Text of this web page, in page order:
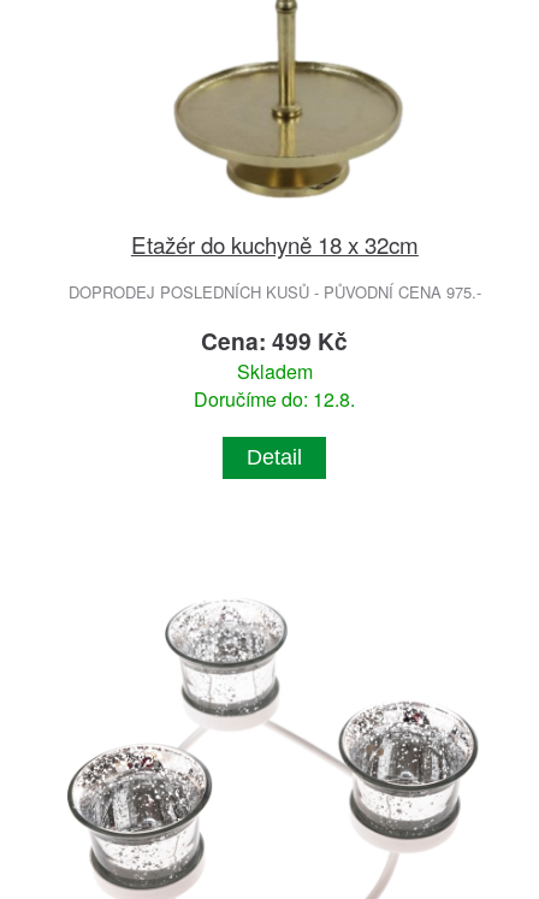
Etažér do kuchyně 18 x 32cm
DOPRODEJ POSLEDNÍCH KUSŮ - PŮVODNÍ CENA 975.-
Cena: 499 Kč
Skladem
Doručíme do: 12.8.
Detail